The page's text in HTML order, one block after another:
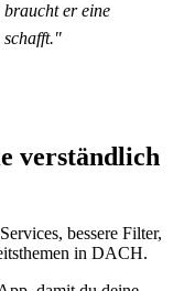
braucht er eine
schafft."
verständlich
bessere Filter,
in DACH.